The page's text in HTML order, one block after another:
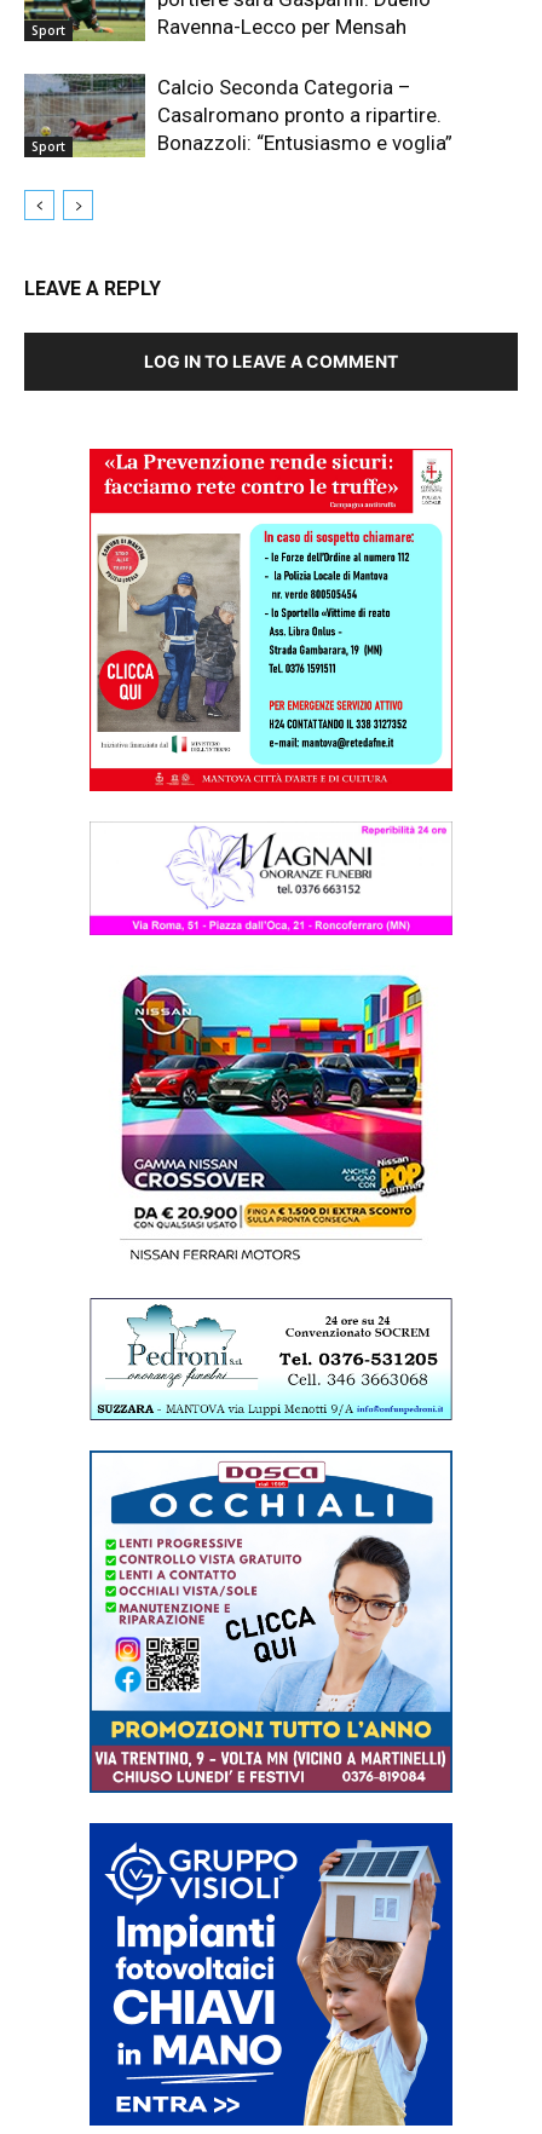
Sport
Ravenna-Lecco per Mensah
Sport
Calcio Seconda Categoria –
Casalromano pronto a ripartire.
Bonazzoli: “Entusiasmo e voglia”
LEAVE A REPLY
LOG IN TO LEAVE A COMMENT